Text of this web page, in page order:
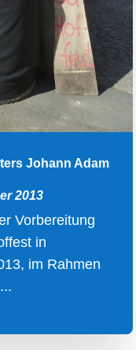
Johann Adam
2013
Vorbereitung
in
im Rahmen